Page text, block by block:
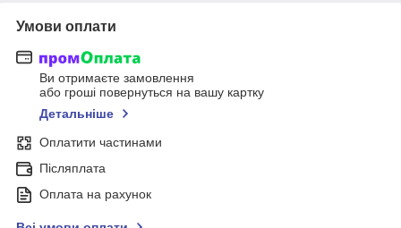
Умови оплати
Ви отримаєте замовлення
або гроші повернуться на вашу картку
Детальніше
Оплатити частинами
Післяплата
Оплата на рахунок